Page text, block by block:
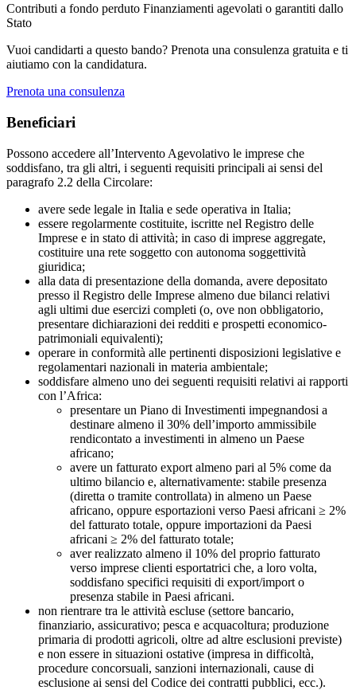
Contributi a fondo perduto Finanziamenti agevolati o garantiti dallo
Stato
Vuoi candidarti a questo bando? Prenota una consulenza gratuita e ti
aiutiamo con la candidatura.
Prenota una consulenza
Beneficiari
Possono accedere all’Intervento Agevolativo le imprese che
soddisfano, tra gli altri, i seguenti requisiti principali ai sensi del
paragrafo 2.2 della Circolare:
avere sede legale in Italia e sede operativa in Italia;
essere regolarmente costituite, iscritte nel Registro delle
Imprese e in stato di attività; in caso di imprese aggregate,
costituire una rete soggetto con autonoma soggettività
giuridica;
alla data di presentazione della domanda, avere depositato
presso il Registro delle Imprese almeno due bilanci relativi
agli ultimi due esercizi completi (o, ove non obbligatorio,
presentare dichiarazioni dei redditi e prospetti economico-
patrimoniali equivalenti);
operare in conformità alle pertinenti disposizioni legislative e
regolamentari nazionali in materia ambientale;
soddisfare almeno uno dei seguenti requisiti relativi ai rapporti
con l’Africa:
presentare un Piano di Investimenti impegnandosi a
destinare almeno il 30% dell’importo ammissibile
rendicontato a investimenti in almeno un Paese
africano;
avere un fatturato export almeno pari al 5% come da
ultimo bilancio e, alternativamente: stabile presenza
(diretta o tramite controllata) in almeno un Paese
africano, oppure esportazioni verso Paesi africani ≥ 2%
del fatturato totale, oppure importazioni da Paesi
africani ≥ 2% del fatturato totale;
aver realizzato almeno il 10% del proprio fatturato
verso imprese clienti esportatrici che, a loro volta,
soddisfano specifici requisiti di export/import o
presenza stabile in Paesi africani.
non rientrare tra le attività escluse (settore bancario,
finanziario, assicurativo; pesca e acquacoltura; produzione
primaria di prodotti agricoli, oltre ad altre esclusioni previste)
e non essere in situazioni ostative (impresa in difficoltà,
procedure concorsuali, sanzioni internazionali, cause di
esclusione ai sensi del Codice dei contratti pubblici, ecc.).